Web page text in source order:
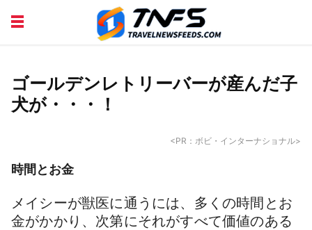
DISCOVER PLACES TIPS AND TRICKS
ゴールデンレトリーバーが産んだ子
犬が・・・！
<PR：ボビ・インターナショナル>
時間とお金
メイシーが獣医に通うには、多くの時間とお
金がかかり、次第にそれがすべて価値のある